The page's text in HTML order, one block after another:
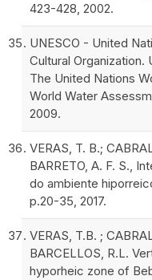
423-428, 2002.
UNESCO - United
Cultural Organization.
The United Nations
World Water
2009.
VERAS, T. B.;
BARRETO, A. F. S.,
do ambiente
p.20-35, 2017.
VERAS, T.B. ;
BARCELLOS, R.L.
hyporheic zone of